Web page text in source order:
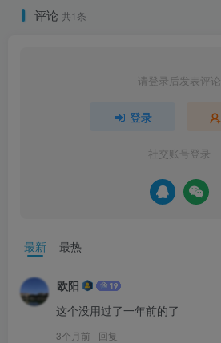
评论 共1条
请登录后发表评论
登录
社交账号登录
最新 最热
欧阳
这个没用过了一年前的了
3个月前 回复